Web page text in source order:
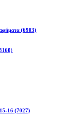
(6903)
16 (7027)